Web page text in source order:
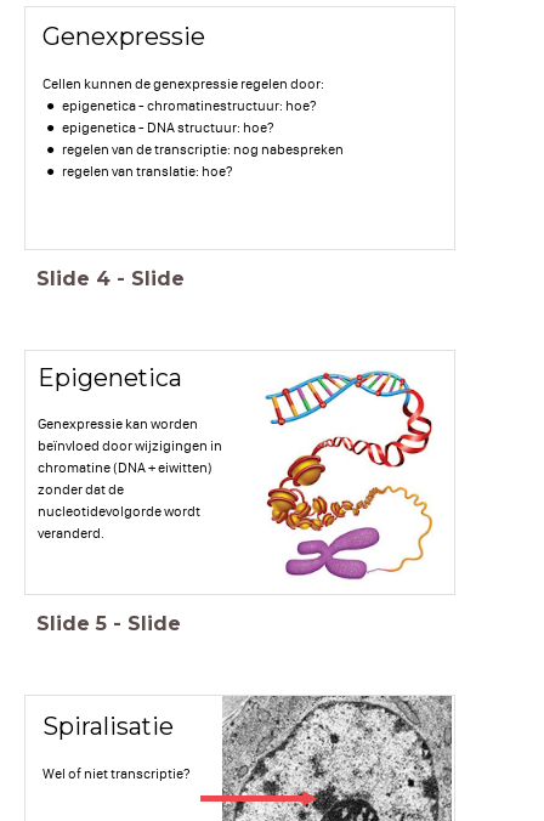
Genexpressie
Cellen kunnen de genexpressie regelen door:
epigenetica - chromatinestructuur: hoe?
epigenetica - DNA structuur: hoe?
regelen van de transcriptie: nog nabespreken
regelen van translatie: hoe?
Slide 4 - Slide
Epigenetica
Genexpressie kan worden
beïnvloed door wijzigingen in
chromatine (DNA + eiwitten)
zonder dat de
nucleotidevolgorde wordt
veranderd.
Slide 5 - Slide
Spiralisatie
Wel of niet transcriptie?